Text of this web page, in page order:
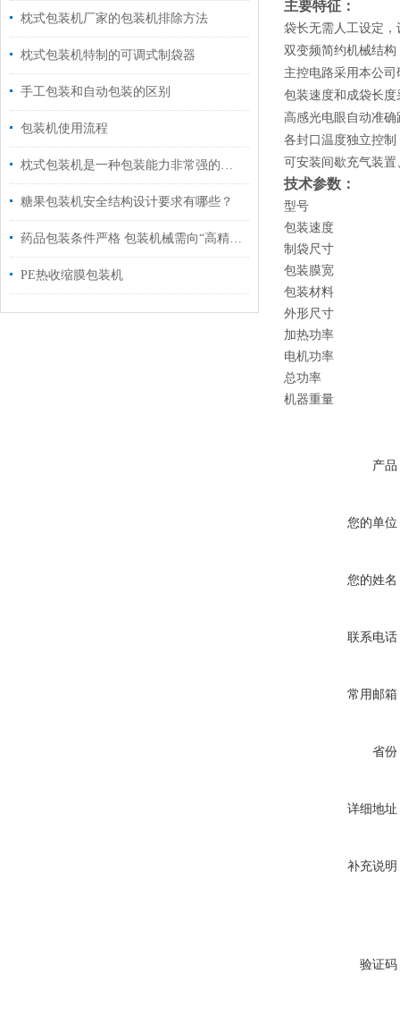
枕式包装机厂家的包装机排除方法
枕式包装机特制的可调式制袋器
手工包装和自动包装的区别
包装机使用流程
枕式包装机是一种包装能力非常强的包装机
糖果包装机安全结构设计要求有哪些？
药品包装条件严格 包装机械需向“高精尖”发展
PE热收缩膜包装机
主要特征：
袋长无需人工设定
双变频简约机械结
主控电路采用本公
包装速度和成袋长
高感光电眼自动准确
各封口温度独立控
可安装间歇充气装
技术参数：
型号
包装速度
制袋尺寸
包装膜宽
包装材料
外形尺寸
加热功率
电机功率
总功率
机器重量
产品
您的单位
您的姓名
联系电话
常用邮箱
省份
详细地址
补充说明
验证码